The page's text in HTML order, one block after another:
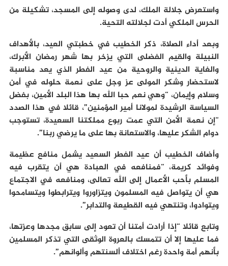
واستعرض جلالة الملك، لدى وصوله إلى المسجد، تشكيلة من
الحرس الملكي أدت لجلالته التحية.
وبعد أداء الصلاة، ذكر الخطيب في خطبتي العيد، بالأهداف
النبيلة والقيم الفضلى التي يزخر بها شهر رمضان الأبرك،
والغاية الدينية والروحية من عيد الفطر الذي يعد مناسبة
لاستحضار وشكر المولى عز وجل على نعمة حلوله في أمن
وسلام وإيمان، “وهي نعم حبا الله بها هذا البلد الأمين، بفضل
السياسة الرشيدة لمولانا أمير المؤمنين”، قائلا في هذا الصدد
“إن نعمة الأمن التي عمت ربوع مملكتنا السعيدة، تستوجب
دوام الشكر عليها، والاستعانة بها على ما يرضي ربنا”.
وأضاف الخطيب أن عيد الفطر السعيد يشمل منافع عظيمة
وفوائد كريمة، “فمنافعه في العبادة هي أن يتقرب فيه
المسلم بأحب الأعمال إلى الله تعالى، ومنافعه في الاجتماع
هي أن يتواصل فيه المسلمون ويتزاوروا ويترابطوا ويتسامحوا
ويتوادوا، وتنتهي فيه القطيعة والتدابر”.
وتابع قائلا “إذا أرادت أمتنا أن تعود إلى سابق مجدها وعزتها،
فما عليها إلا أن تتمسك بالعروة الوثقى التي تذكر المسلمين
بأنهم أمة واحدة رغم اختلاف ألسنتهم وألوانهم”.